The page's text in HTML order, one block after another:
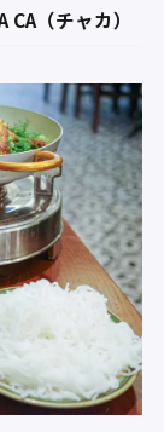
（チャカ）